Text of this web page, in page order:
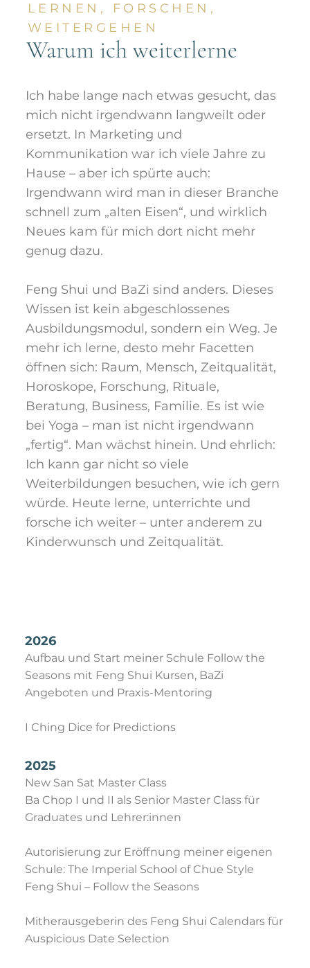
2026
Aufbau und Start meiner Schule Follow the
Seasons mit Feng Shui Kursen, BaZi
Angeboten und Praxis-Mentoring
I Ching Dice for Predictions
2025
New San Sat Master Class
Ba Chop I und II als Senior Master Class für
Graduates und Lehrer:innen
Autorisierung zur Eröffnung meiner eigenen
Schule: The Imperial School of Chue Style
Feng Shui – Follow the Seasons
Mitherausgeberin des Feng Shui Calendars für
Auspicious Date Selection
LERNEN, FORSCHEN,
WEITERGEHEN
Warum ich weiterlerne
Ich habe lange nach etwas gesucht, das
mich nicht irgendwann langweilt oder
ersetzt. In Marketing und
Kommunikation war ich viele Jahre zu
Hause – aber ich spürte auch:
Irgendwann wird man in dieser Branche
schnell zum „alten Eisen“, und wirklich
Neues kam für mich dort nicht mehr
genug dazu.
Feng Shui und BaZi sind anders. Dieses
Wissen ist kein abgeschlossenes
Ausbildungsmodul, sondern ein Weg. Je
mehr ich lerne, desto mehr Facetten
öffnen sich: Raum, Mensch, Zeitqualität,
Horoskope, Forschung, Rituale,
Beratung, Business, Familie. Es ist wie
bei Yoga – man ist nicht irgendwann
„fertig“. Man wächst hinein. Und ehrlich:
Ich kann gar nicht so viele
Weiterbildungen besuchen, wie ich gern
würde. Heute lerne, unterrichte und
forsche ich weiter – unter anderem zu
Kinderwunsch und Zeitqualität.